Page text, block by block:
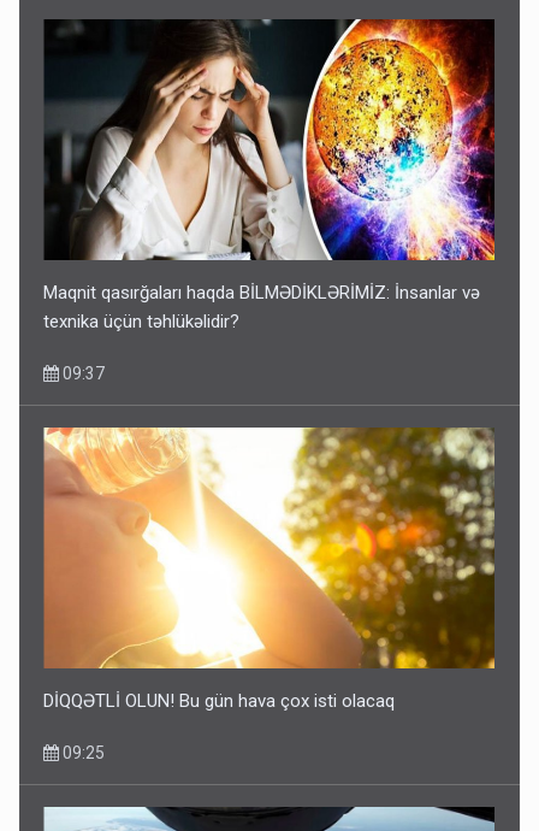
Maqnit qasırğaları haqda BİLMƏDİKLƏRİMİZ: İnsanlar və
texnika üçün təhlükəlidir?
09:37
DİQQƏTLİ OLUN! Bu gün hava çox isti olacaq
09:25